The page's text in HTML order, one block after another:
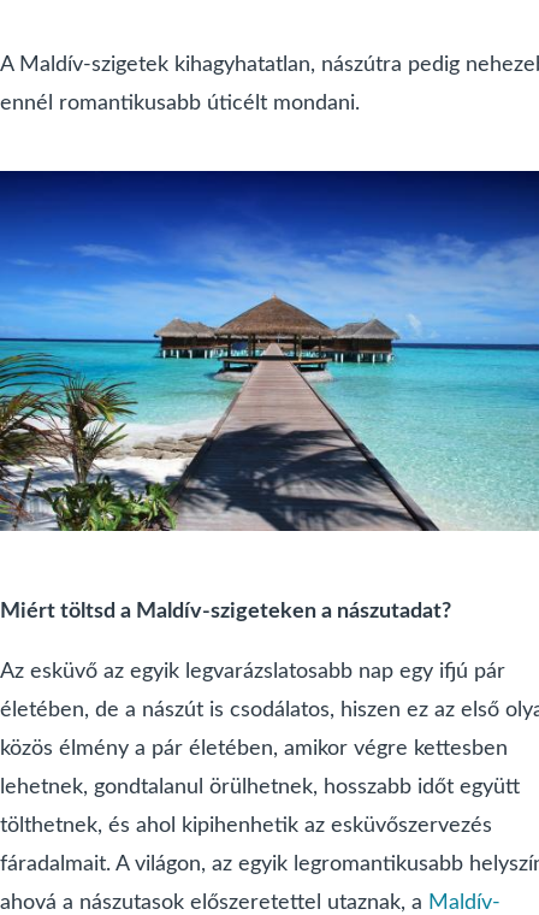
A Maldív-szigetek kihagyhatatlan, nászútra pedig
ennél romantikusabb úticélt mondani.
Miért töltsd a Maldív-szigeteken a nászutadat?
Az esküvő az egyik legvarázslatosabb nap egy ifjú pár
életében, de a nászút is csodálatos, hiszen ez az első
közös élmény a pár életében, amikor végre kettesben
lehetnek, gondtalanul örülhetnek, hosszabb időt együtt
tölthetnek, és ahol kipihenhetik az esküvőszervezés
fáradalmait. A világon, az egyik legromantikusabb
ahová a nászutasok előszeretettel utaznak, a Maldív-